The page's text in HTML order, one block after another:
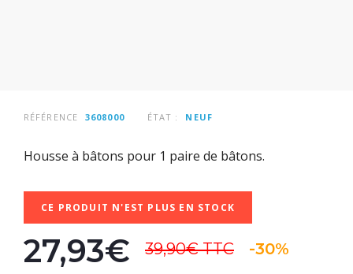
RÉFÉRENCE 3608000 ÉTAT : NEUF
Housse à bâtons pour 1 paire de bâtons.
CE PRODUIT N'EST PLUS EN STOCK
27,93€ 39,90€TTC -30%